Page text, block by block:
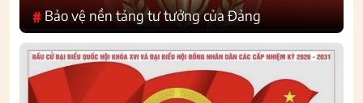
# Bảo vệ nền tảng tư tưởng của Đảng